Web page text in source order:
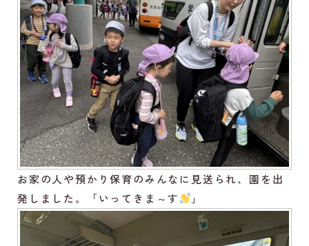
お家の人や預かり保育のみんなに見送られ、園を出
発しました。「いってきま～す
」